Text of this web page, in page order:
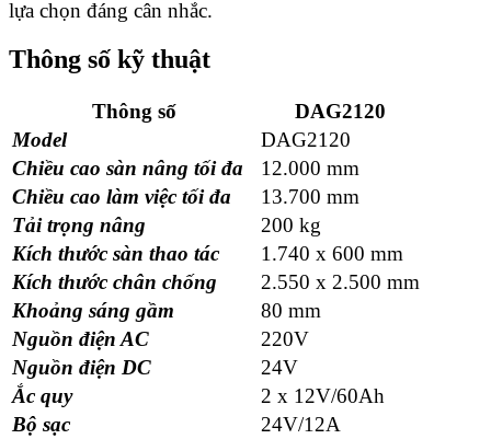
lựa chọn đáng cân nhắc.
Thông số kỹ thuật
Thông số
DAG2120
Model
DAG2120
Chiều cao sàn nâng tối đa
12.000 mm
Chiều cao làm việc tối đa
13.700 mm
Tải trọng nâng
200 kg
Kích thước sàn thao tác
1.740 x 600 mm
Kích thước chân chống
2.550 x 2.500 mm
Khoảng sáng gầm
80 mm
Nguồn điện AC
220V
Nguồn điện DC
24V
Ắc quy
2 x 12V/60Ah
Bộ sạc
24V/12A